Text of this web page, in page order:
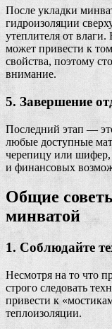
После укладки
гидроизоляции
утеплителя от
может привести к
свойства, поэтому
внимание.
5. Завершение
Последний этап —
любые доступные
черепицу или шифер,
и финансовых
Общие
минватой
1. Соблюдайте
Несмотря на то что
строго следовать
привести к
теплоизоляции.